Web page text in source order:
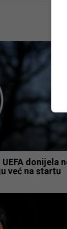
donijela
već na startu